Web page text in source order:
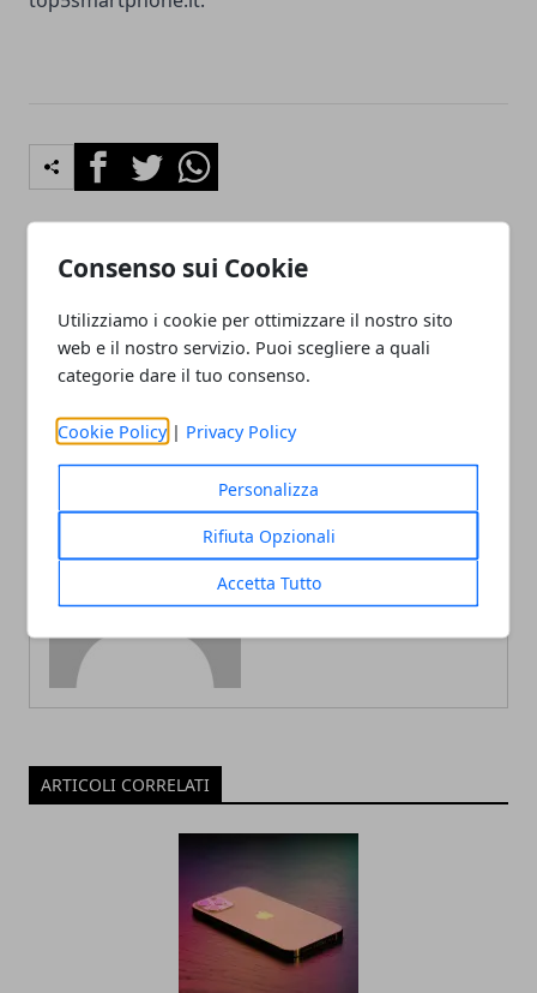
Consenso sui Cookie
Utilizziamo i cookie per ottimizzare il nostro sito
web e il nostro servizio. Puoi scegliere a quali
categorie dare il tuo consenso.
Cookie Policy | Privacy Policy
Personalizza
Rifiuta Opzionali
Accetta Tutto
FacebookTwitterWhatsapp
Applicatori di etichette
modulari: i fattori per
scegliere i migliori
Cybersecurity: la nuova era
della sicurezza digitale
Redazione
ARTICOLI CORRELATI